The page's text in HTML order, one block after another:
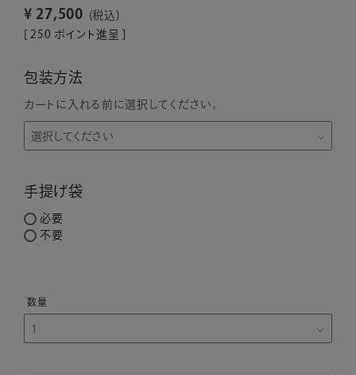
¥ 27,500
税込
250 ポイント進呈 ]
包装方法
カートに入れる前に選択してください。
手提げ袋
必要
不要